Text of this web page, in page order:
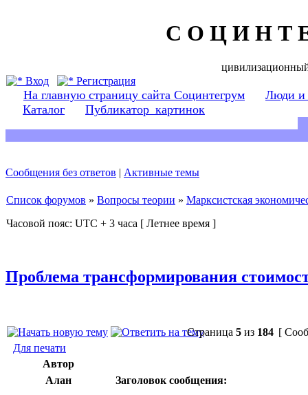
С О Ц И Н Т
Вход
Регистрация
На главную страницу сайта Социнтегрум
Люди и
Каталог
Публикатор_картинок
Сообщения без ответов | Активные темы
Список форумов » Вопросы теории » Марксистская
Часовой пояс: UTC + 3 часа [ Летнее время ]
Проблема трансформирования
Страница 5 из 184 [
Для печати
Автор
Алан
Заголовок сообщения: